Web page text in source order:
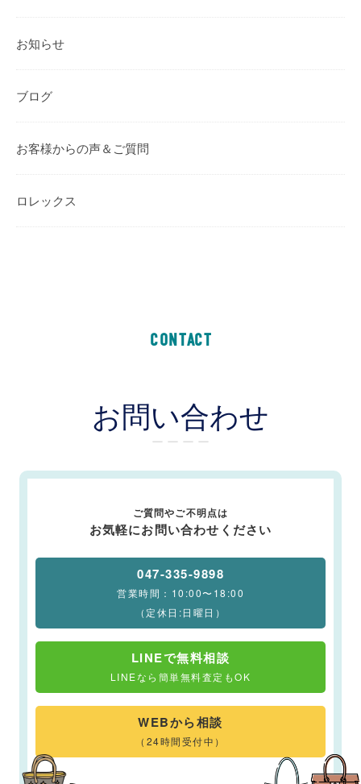
お知らせ
ブログ
お客様からの声＆ご質問
ロレックス
CONTACT
お問い合わせ
ー ー ー ー
ご質問やご不明点は
お気軽にお問い合わせください
047-335-9898
営業時間：10:00〜18:00
（定休日:日曜日）
LINEで無料相談
LINEなら簡単無料査定もOK
WEBから相談
（24時間受付中）